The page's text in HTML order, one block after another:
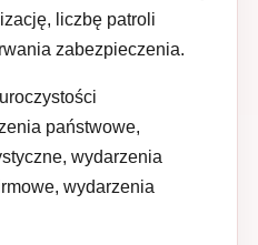
liczbę patroli
zabezpieczenia.
uroczystości
państwowe,
wydarzenia
wydarzenia